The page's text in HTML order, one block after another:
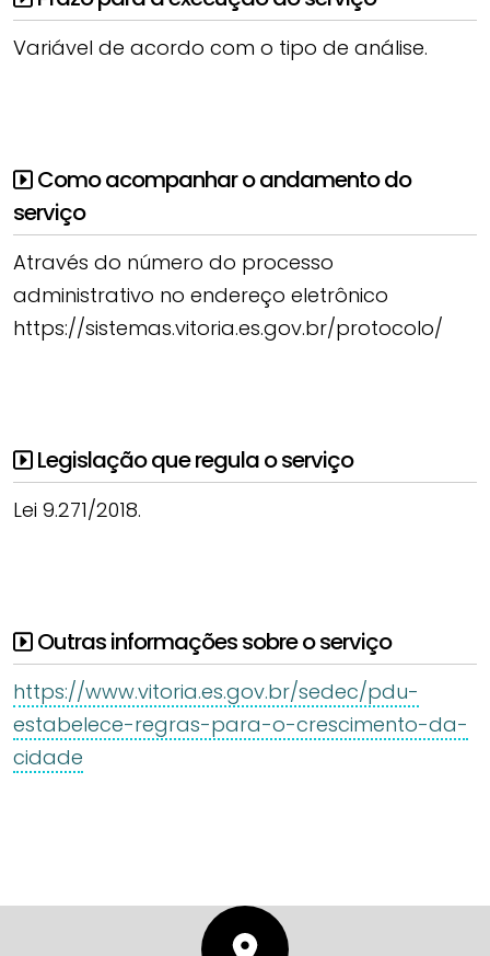
Variável de acordo com o tipo de análise.
Como acompanhar o andamento do
serviço
Através do número do processo
administrativo no endereço eletrônico
https://sistemas.vitoria.es.gov.br/protocolo/
Legislação que regula o serviço
Lei 9.271/2018.
Outras informações sobre o serviço
https://www.vitoria.es.gov.br/sedec/pdu-
estabelece-regras-para-o-crescimento-da-
cidade